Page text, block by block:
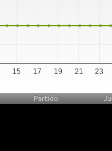
15 17 19 21 23
Partido